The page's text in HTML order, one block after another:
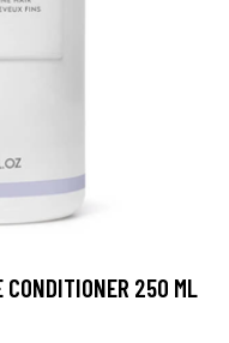
CONDITIONER 250 ML